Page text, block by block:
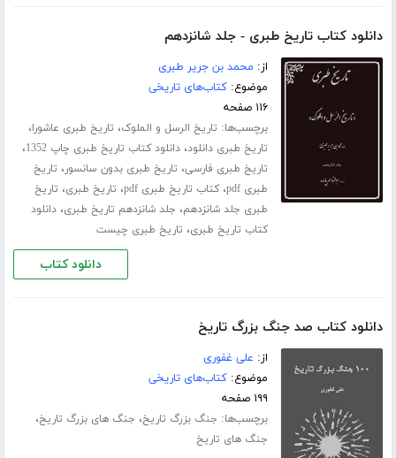
دانلود کتاب تاریخ طبری - جلد شانزدهم
از: محمد بن جریر طبری
موضوع:کتاب‌های تاریخی
۱۱۶ صفحه
برچسب‌ها: تاریخ الرسل و الملوک، تاریخ طبری عاشورا،
تاریخ طبری دانلود،دانلود کتاب تاریخ طبری چاپ 1352 ،
تاریخ طبری فارسی، تاریخ طبری بدون سانسور، تاریخ
طبری pdf
،کتاب تاریخ طبری pdf ، تاریخ طبری، تاریخ
طبری جلد ‌شانزدهم، جلد شانزدهم تاریخ طبری،دانلود
کتاب تاریخ طبری، تاریخ طبری چیست
دانلود کتاب
دانلود کتاب صد جنگ بزرگ تاریخ
از: علی غفوری
موضوع:کتاب‌های تاریخی
۱۹۹ صفحه
برچسب‌ها: جنگ بزرگ تاریخ، جنگ های بزرگ تاریخ،
جنگ های تاریخ